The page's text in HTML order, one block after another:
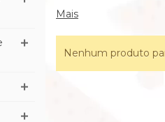
Mais
Nenhum produto